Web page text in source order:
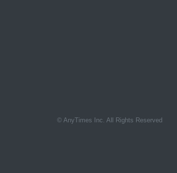
© AnyTimes Inc. All Rights Reserved